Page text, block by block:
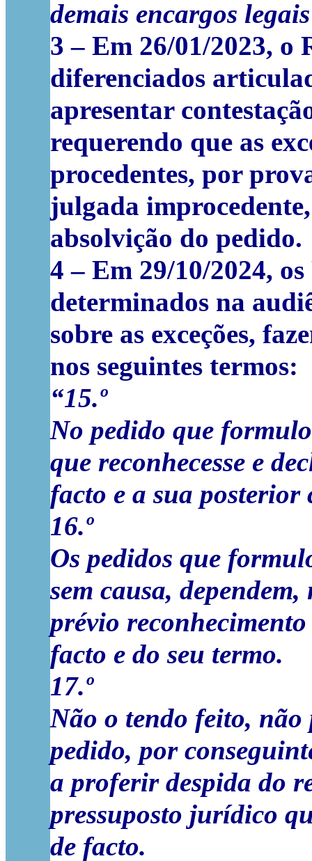
demais encargos
3 – Em 26/01/2023, o
diferenciados
apresentar
requerendo que as
procedentes, por
julgada
absolvição do pedido.
4 – Em 29/10/2024,
determinados na
sobre as exceções,
nos seguintes termos:
“15.º
No pedido que
que reconhecesse e
facto e a sua posterior
16.º
Os pedidos que
sem causa,
prévio
facto e do seu termo.
17.º
Não o tendo feito, não
pedido, por
a proferir despida do
pressuposto jurídico
de facto.